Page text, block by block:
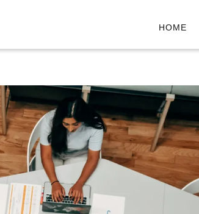
HOME